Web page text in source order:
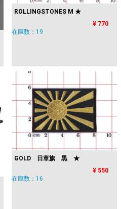
ROLLINGSTONES M ★
¥ 770
在庫数：19
GOLD 日章旗 黒 ★
¥ 550
在庫数：16